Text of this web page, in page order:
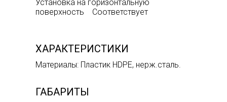
Установка на горизонтальную
поверхность Соответствует
ХАРАКТЕРИСТИКИ
Материалы: Пластик HDPE, нерж.сталь.
ГАБАРИТЫ